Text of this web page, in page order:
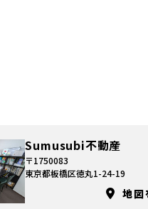
Sumusubi不動産
〒1750083
東京都板橋区徳丸1-24-19
地図